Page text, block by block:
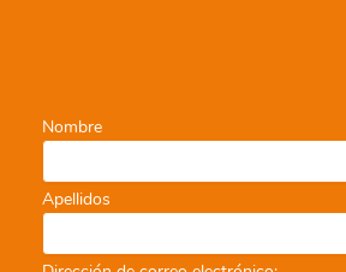
Nombre
Apellidos